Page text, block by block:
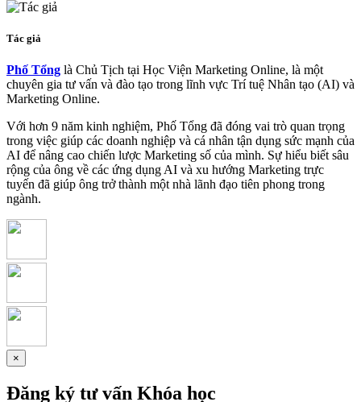
Tác giả
Phố Tổng là Chủ Tịch tại Học Viện Marketing Online, là một
chuyên gia tư vấn và đào tạo trong lĩnh vực Trí tuệ Nhân tạo (AI) và
Marketing Online.
Với hơn 9 năm kinh nghiệm, Phố Tổng đã đóng vai trò quan trọng
trong việc giúp các doanh nghiệp và cá nhân tận dụng sức mạnh của
AI để nâng cao chiến lược Marketing số của mình. Sự hiểu biết sâu
rộng của ông về các ứng dụng AI và xu hướng Marketing trực
tuyến đã giúp ông trở thành một nhà lãnh đạo tiên phong trong
ngành.
×
Đăng ký tư vấn Khóa học